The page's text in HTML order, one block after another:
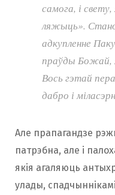
самога, і
ляжыць».
адкупленне
праўды Божай,
Вось гэтай
дабро і
Але прапагандзе
патрэбна, але і
якія агаляюць
улады,